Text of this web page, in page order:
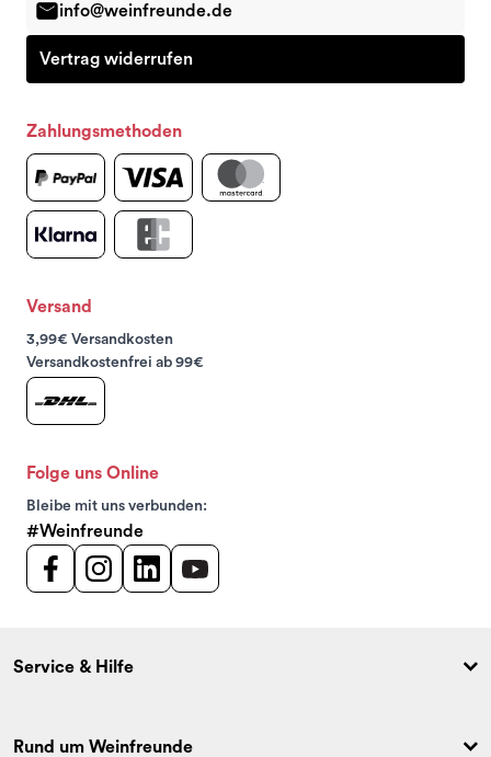
info@weinfreunde.de
Vertrag widerrufen
Zahlungsmethoden
Versand
3,99€ Versandkosten
Versandkostenfrei ab 99€
Folge uns Online
Bleibe mit uns verbunden:
#Weinfreunde
Service & Hilfe
Rund um Weinfreunde